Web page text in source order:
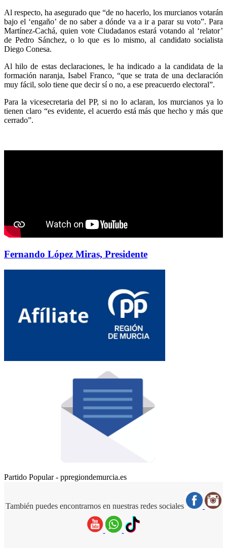
Al respecto, ha asegurado que “de no hacerlo, los murcianos votarán
bajo el ‘engaño’ de no saber a dónde va a ir a parar su voto”. Para
Martínez-Cachá, quien vote Ciudadanos estará votando al ‘relator’
de Pedro Sánchez, o lo que es lo mismo, al candidato socialista
Diego Conesa.
Al hilo de estas declaraciones, le ha indicado a la candidata de la
formación naranja, Isabel Franco, “que se trata de una declaración
muy fácil, solo tiene que decir sí o no, a ese preacuerdo electoral”.
Para la vicesecretaria del PP, si no lo aclaran, los murcianos ya lo
tienen claro “es evidente, el acuerdo está más que hecho y más que
cerrado”.
Fernando López Miras, Presidente
Partido Popular - ppregiondemurcia.es
También puedes encontrarnos en nuestras redes sociales